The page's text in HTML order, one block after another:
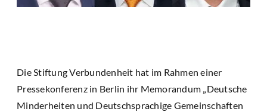
Die Stiftung Verbundenheit hat im Rahmen einer
Pressekonferenz in Berlin ihr Memorandum „Deutsche
Minderheiten und Deutschsprachige Gemeinschaften